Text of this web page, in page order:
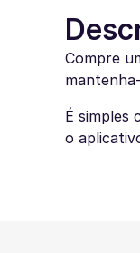
Compre
É simples
o